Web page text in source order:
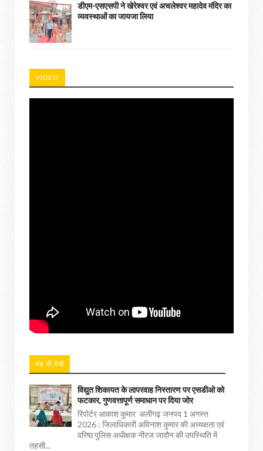
डीएम-एसएसपी ने खेरेश्वर एवं अचलेश्वर महादेव मंदिर का
व्यवस्थाओं का जायजा लिया
VIDEO
यह भी देखें
विद्युत शिकायत के लापरवाह निस्तारण पर एसडीओ को
फटकार, गुणवत्तापूर्ण समाधान पर दिया जोर
रिपोर्टर आकाश कुमार अलीगढ़ जनपद 1 अगस्त
2026 : जिलाधिकारी अविनाश कुमार की अध्यक्षता एवं
वरिष्ठ पुलिस अधीक्षक नीरज जादौन की उपस्थिति में
तहसी...